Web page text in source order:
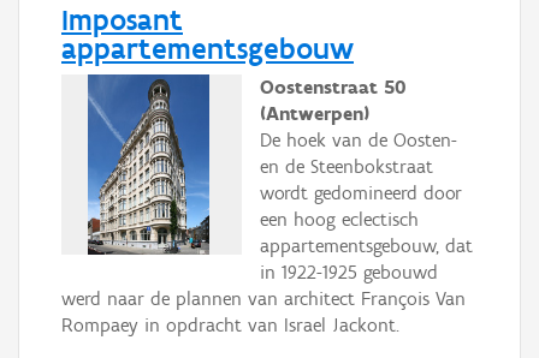
Imposant
appartementsgebouw
Oostenstraat 50
(Antwerpen)
De hoek van de Oosten-
en de Steenbokstraat
wordt gedomineerd door
een hoog eclectisch
appartementsgebouw, dat
in 1922-1925 gebouwd
werd naar de plannen van architect François Van
Rompaey in opdracht van Israel Jackont.